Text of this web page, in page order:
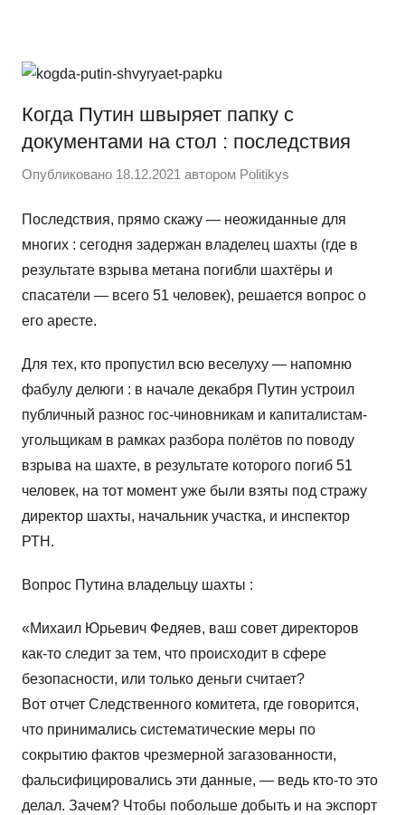
содержимому
сайт
WordPress
Когда Путин швыряет папку с
документами на стол : последствия
Опубликовано 18.12.2021 автором Politikys
Последствия, прямо скажу — неожиданные для
многих : сегодня задержан владелец шахты (где в
результате взрыва метана погибли шахтёры и
спасатели — всего 51 человек), решается вопрос о
его аресте.
Для тех, кто пропустил всю веселуху — напомню
фабулу делюги : в начале декабря Путин устроил
публичный разнос гос-чиновникам и капиталистам-
угольщикам в рамках разбора полётов по поводу
взрыва на шахте, в результате которого погиб 51
человек, на тот момент уже были взяты под стражу
директор шахты, начальник участка, и инспектор
РТН.
Вопрос Путина владельцу шахты :
«Михаил Юрьевич Федяев, ваш совет директоров
как-то следит за тем, что происходит в сфере
безопасности, или только деньги считает?
Вот отчет Следственного комитета, где говорится,
что принимались систематические меры по
сокрытию фактов чрезмерной загазованности,
фальсифицировались эти данные, — ведь кто-то это
делал. Зачем? Чтобы побольше добыть и на экспорт